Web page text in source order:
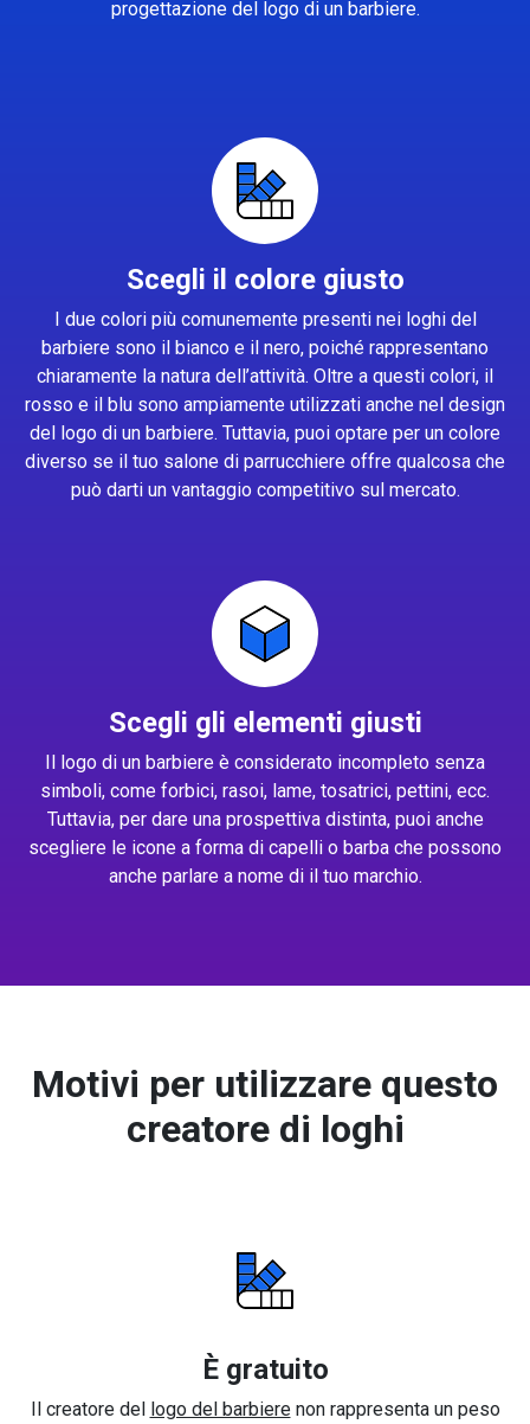
progettazione del logo di un barbiere.
Scegli il colore giusto
I due colori più comunemente presenti nei loghi del
barbiere sono il bianco e il nero, poiché rappresentano
chiaramente la natura dell’attività. Oltre a questi colori, il
rosso e il blu sono ampiamente utilizzati anche nel design
del logo di un barbiere. Tuttavia, puoi optare per un colore
diverso se il tuo salone di parrucchiere offre qualcosa che
può darti un vantaggio competitivo sul mercato.
Scegli gli elementi giusti
Il logo di un barbiere è considerato incompleto senza
simboli, come forbici, rasoi, lame, tosatrici, pettini, ecc.
Tuttavia, per dare una prospettiva distinta, puoi anche
scegliere le icone a forma di capelli o barba che possono
anche parlare a nome di il tuo marchio.
Motivi per utilizzare questo
creatore di loghi
È gratuito
Il creatore del logo del barbierenon rappresenta un peso